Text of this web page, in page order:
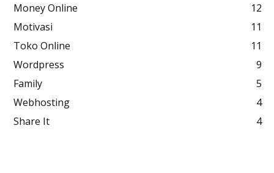
Money Online
12
Motivasi
11
Toko Online
11
Wordpress
9
Family
5
Webhosting
4
Share It
4